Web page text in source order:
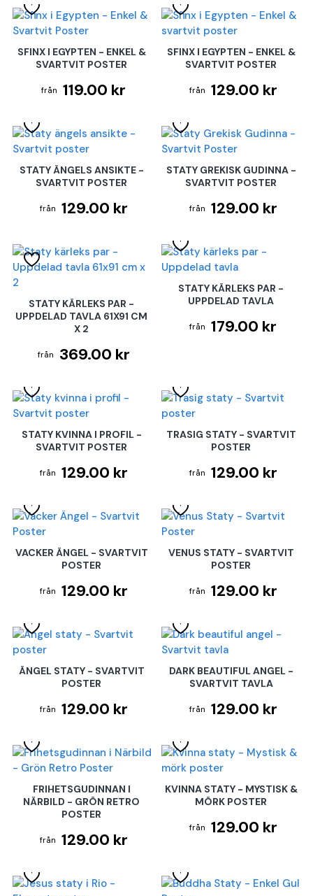
SFINX I EGYPTEN - ENKEL &
SVARTVIT POSTER
119.00 kr
SFINX I EGYPTEN - ENKEL &
SVARTVIT POSTER
129.00 kr
STATY ÄNGELS ANSIKTE -
SVARTVIT POSTER
129.00 kr
STATY GREKISK GUDINNA -
SVARTVIT POSTER
129.00 kr
STATY KÄRLEKS PAR -
UPPDELAD TAVLA 61X91 CM
X 2
369.00 kr
STATY KÄRLEKS PAR -
UPPDELAD TAVLA
179.00 kr
STATY KVINNA I PROFIL -
SVARTVIT POSTER
129.00 kr
TRASIG STATY - SVARTVIT
POSTER
129.00 kr
VACKER ÄNGEL - SVARTVIT
POSTER
129.00 kr
VENUS STATY - SVARTVIT
POSTER
129.00 kr
ÄNGEL STATY - SVARTVIT
POSTER
129.00 kr
DARK BEAUTIFUL ANGEL -
SVARTVIT TAVLA
129.00 kr
FRIHETSGUDINNAN I
NÄRBILD - GRÖN RETRO
POSTER
129.00 kr
KVINNA STATY - MYSTISK &
MÖRK POSTER
129.00 kr